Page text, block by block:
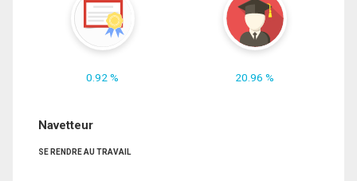
0.92 % 20.96 %
Navetteur
SE RENDRE AU TRAVAIL